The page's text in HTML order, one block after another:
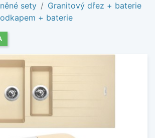
sety
Granitový dřez + baterie
+ baterie